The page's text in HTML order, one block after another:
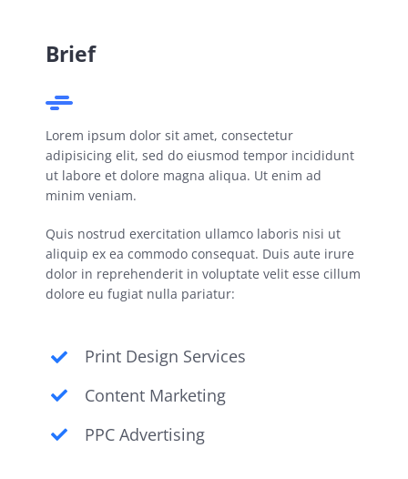
Brief
Lorem ipsum dolor sit amet, consectetur
adipisicing elit, sed do eiusmod tempor incididunt
ut labore et dolore magna aliqua. Ut enim ad
minim veniam.
Quis nostrud exercitation ullamco laboris nisi ut
aliquip ex ea commodo consequat. Duis aute irure
dolor in reprehenderit in voluptate velit esse cillum
dolore eu fugiat nulla pariatur:
Print Design Services
Content Marketing
PPC Advertising